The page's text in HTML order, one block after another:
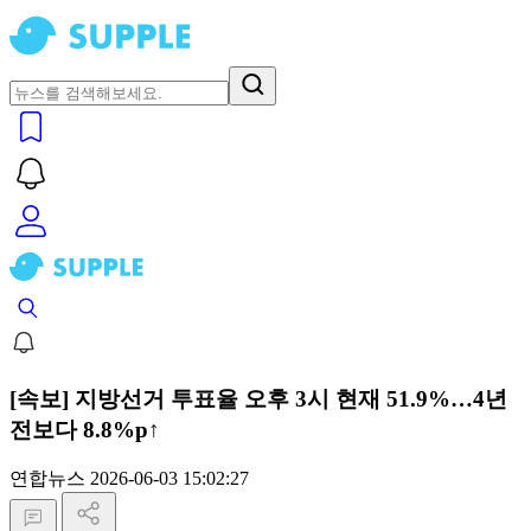
[속보] 지방선거 투표율 오후 3시 현재 51.9%…4년
전보다 8.8%p↑
연합뉴스 2026-06-03 15:02:27